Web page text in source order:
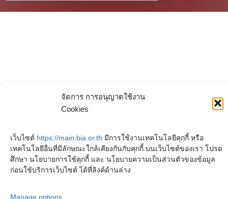
จัดการ การอนุญาตใช้งาน
Cookies
เว็บไซต์ https://main.bia.or.th มีการใช้งานเทคโนโลยีคุกกี้ หรือ
เทคโนโลยีอื่นที่มีลักษณะใกล้เคียงกันกับคุกกี้ บนเว็บไซต์ของเรา โปรด
ศึกษา นโยบายการใช้คุกกี้ และ นโยบายความเป็นส่วนตัวของข้อมูล
ก่อนใช้บริการเว็บไซต์ ได้ที่ลิงค์ด้านล่าง
Manage options